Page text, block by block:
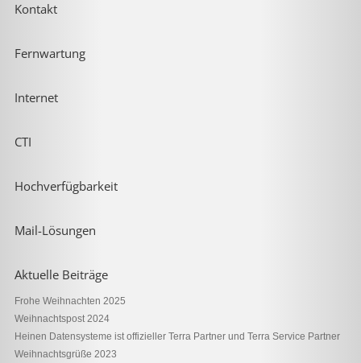
Kontakt
Fernwartung
Internet
CTI
Hochverfügbarkeit
Mail-Lösungen
Aktuelle Beiträge
Frohe Weihnachten 2025
Weihnachtspost 2024
Heinen Datensysteme ist offizieller Terra Partner und Terra Service Partner
Weihnachtsgrüße 2023